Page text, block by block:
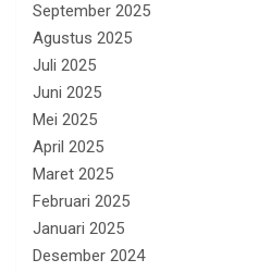
September 2025
Agustus 2025
Juli 2025
Juni 2025
Mei 2025
April 2025
Maret 2025
Februari 2025
Januari 2025
Desember 2024